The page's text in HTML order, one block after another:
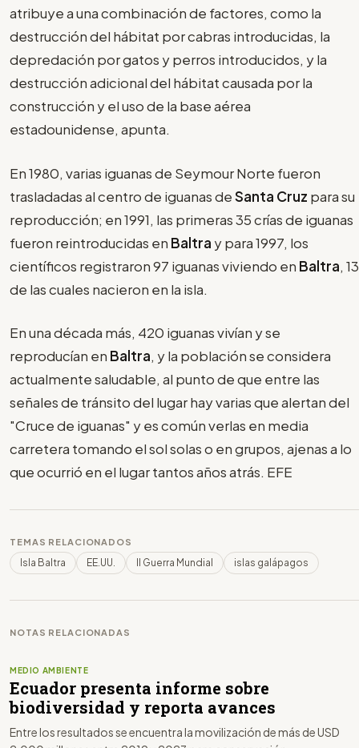
atribuye a una combinación de factores, como la
destrucción del hábitat por cabras introducidas, la
depredación por gatos y perros introducidos, y la
destrucción adicional del hábitat causada por la
construcción y el uso de la base aérea
estadounidense, apunta.
En 1980, varias iguanas de Seymour Norte fueron
trasladadas al centro de iguanas deSanta Cruz para su
reproducción; en 1991, las primeras 35 crías de iguanas
fueron reintroducidas en Baltra y para 1997, los
científicos registraron 97 iguanas viviendo en Baltra, 13
de las cuales nacieron en la isla.
En una década más, 420 iguanas vivían y se
reproducían en Baltra, y la población se considera
actualmente saludable, al punto de que entre las
señales de tránsito del lugar hay varias que alertan del
"Cruce de iguanas" y es común verlas en media
carretera tomando el sol solas o en grupos, ajenas a lo
que ocurrió en el lugar tantos años atrás. EFE
TEMAS RELACIONADOS
Isla Baltra EE.UU. II Guerra Mundial islas galápagos
NOTAS RELACIONADAS
MEDIO AMBIENTE
Ecuador presenta informe sobre
biodiversidad y reporta avances
Entre los resultados se encuentra la movilización de más de USD